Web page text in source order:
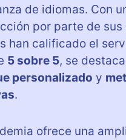
de idiomas. Con
por parte de sus
han calificado el
5 sobre 5, se
personalizado y
.
ofrece una